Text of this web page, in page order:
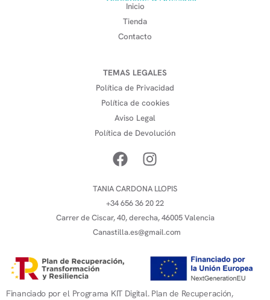
Inicio
Tienda
Contacto
TEMAS LEGALES
Política de Privacidad
Política de cookies
Aviso Legal
Política de Devolución
TANIA CARDONA LLOPIS
+34 656 36 20 22
Carrer de Ciscar, 40, derecha, 46005 Valencia
Canastilla.es@gmail.com
Financiado por el Programa KIT Digital. Plan de Recuperación,